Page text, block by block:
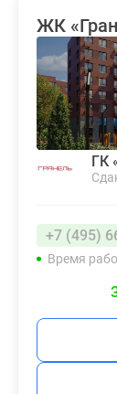
ЖК
ГК
+7 (495)
Время